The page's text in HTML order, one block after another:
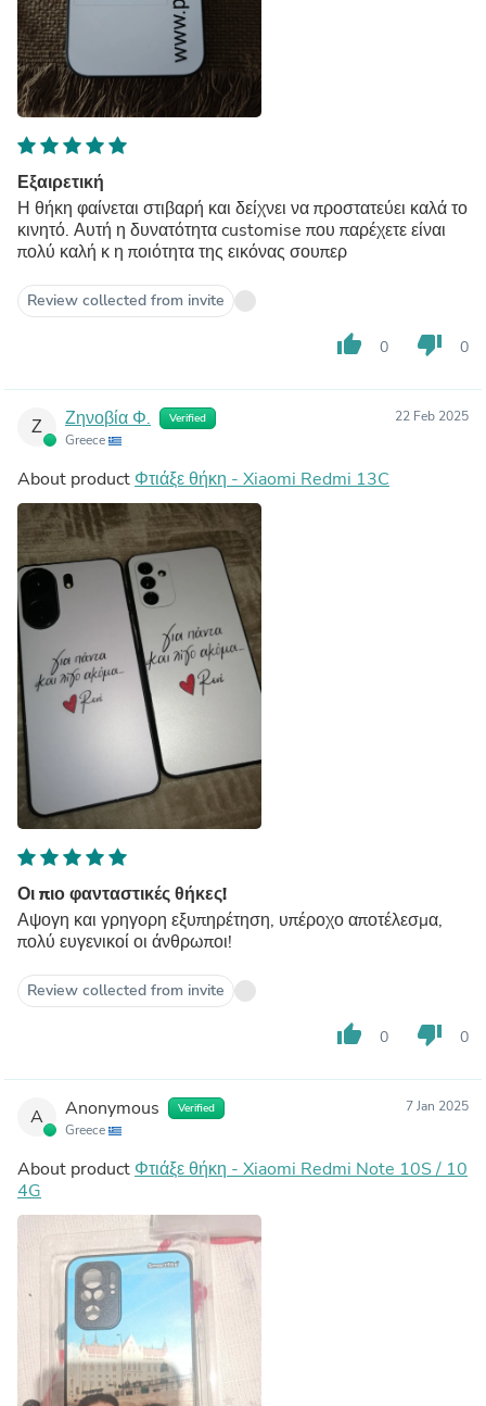
Εξαιρετική
Η θήκη φαίνεται στιβαρή και δείχνει να προστατεύει καλά το
κινητό. Αυτή η δυνατότητα customise που παρέχετε είναι
πολύ καλή κ η ποιότητα της εικόνας σουπερ
Review collected from invite
thumb_up 0 thumb_down 0
Ζ Ζηνοβία Φ. Verified
Greece
22 Feb 2025
About product Φτιάξε θήκη - Xiaomi Redmi 13C
Οι πιο φανταστικές θήκες!
Αψογη και γρηγορη εξυπηρέτηση, υπέροχο αποτέλεσμα,
πολύ ευγενικοί οι άνθρωποι!
Review collected from invite
thumb_up 0 thumb_down 0
A Anonymous Verified
Greece
7 Jan 2025
About product Φτιάξε θήκη - Xiaomi Redmi Note 10S / 10
4G